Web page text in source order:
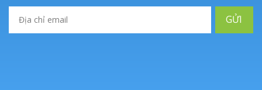
GỬI